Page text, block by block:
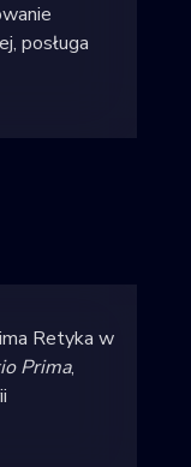
posługa
Retyka w
Prima,